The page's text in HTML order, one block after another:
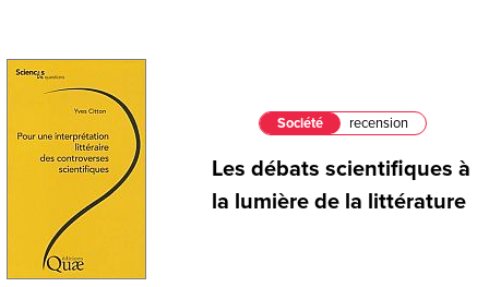
Société recension
Les débats scientifiques à
la lumière de la littérature